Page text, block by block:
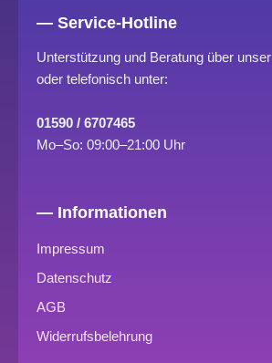
— Service-Hotline
Unterstützung und Beratung über unser
oder telefonisch unter:
01590 / 6707465
Mo–So: 09:00–21:00 Uhr
— Informationen
Impressum
Datenschutz
AGB
Widerrufsbelehrung